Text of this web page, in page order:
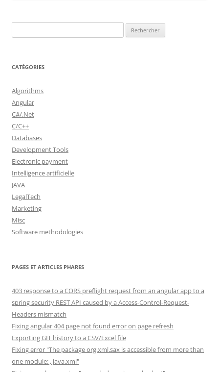
CATÉGORIES
Algorithms
Angular
C#/.Net
C/C++
Databases
Development Tools
Electronic payment
Intelligence artificielle
JAVA
LegalTech
Marketing
Misc
Software methodologies
PAGES ET ARTICLES PHARES
403 response to a CORS preflight request from an angular app to a
spring security REST API caused by a Access-Control-Request-
Headers mismatch
Fixing angular 404 page not found error on page refresh
Exporting GIT history to a CSV/Excel file
Fixing error "The package org.xml.sax is accessible from more than
one module: , java.xml"